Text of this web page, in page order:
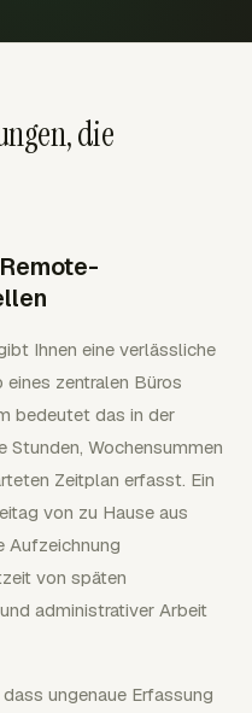
die
Ihnen eine verlässliche
zentralen Büros
bedeutet das in der
Stunden, Wochensummen
Zeitplan erfasst. Ein
von zu Hause aus
Aufzeichnung
von späten
administrativer Arbeit
ungenaue Erfassung